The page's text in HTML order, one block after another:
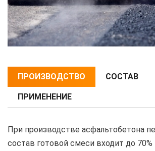
ПРОИЗВОДСТВО СОСТАВ
ПРИМЕНЕНИЕ
При производстве асфальтобетона
состав готовой смеси входит до 70%